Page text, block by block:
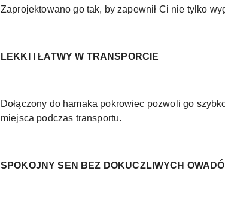
Zaprojektowano go tak, by zapewnił Ci nie tylko
LEKKI I ŁATWY W TRANSPORCIE
Dołączony do hamaka pokrowiec pozwoli go
miejsca podczas transportu.
SPOKOJNY SEN BEZ DOKUCZLIWYCH